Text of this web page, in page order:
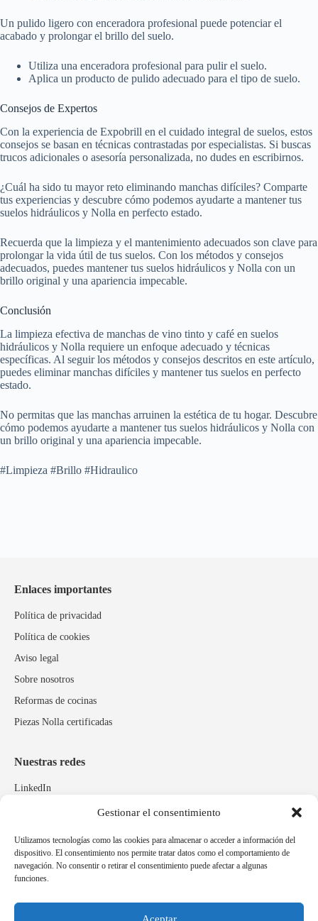
Gestionar el consentimiento
Utilizamos tecnologías como las cookies para almacenar o acceder a información del
dispositivo. El consentimiento nos permite tratar datos como el comportamiento de
navegación. No consentir o retirar el consentimiento puede afectar a algunas
funciones.
Aceptar
Un pulido ligero con enceradora profesional puede potenciar el
acabado y prolongar el brillo del suelo.
Utiliza una enceradora profesional para pulir el suelo.
Aplica un producto de pulido adecuado para el tipo de suelo.
Consejos de Expertos
Con la experiencia de Expobrill en el cuidado integral de suelos, estos
consejos se basan en técnicas contrastadas por especialistas. Si buscas
trucos adicionales o asesoría personalizada, no dudes en escribirnos.
¿Cuál ha sido tu mayor reto eliminando manchas difíciles? Comparte
tus experiencias y descubre cómo podemos ayudarte a mantener tus
suelos hidráulicos y Nolla en perfecto estado.
Recuerda que la limpieza y el mantenimiento adecuados son clave para
prolongar la vida útil de tus suelos. Con los métodos y consejos
adecuados, puedes mantener tus suelos hidráulicos y Nolla con un
brillo original y una apariencia impecable.
Conclusión
La limpieza efectiva de manchas de vino tinto y café en suelos
hidráulicos y Nolla requiere un enfoque adecuado y técnicas
específicas. Al seguir los métodos y consejos descritos en este artículo,
puedes eliminar manchas difíciles y mantener tus suelos en perfecto
estado.
No permitas que las manchas arruinen la estética de tu hogar. Descubre
cómo podemos ayudarte a mantener tus suelos hidráulicos y Nolla con
un brillo original y una apariencia impecable.
#Limpieza #Brillo #Hidraulico
Enlaces importantes
Política de privacidad
Política de cookies
Aviso legal
Sobre nosotros
Reformas de cocinas
Piezas Nolla certificadas
Nuestras redes
LinkedIn
Marcas relacionadas